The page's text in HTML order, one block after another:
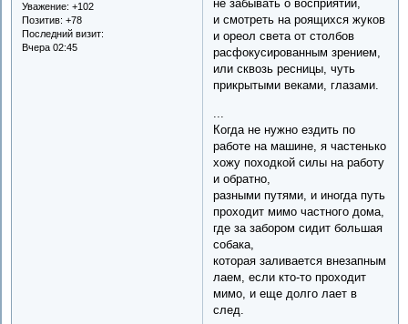
Уважение: +102
Позитив: +78
Последний визит:
Вчера 02:45
не забывать о восприятии,
и смотреть на роящихся жуков
и ореол света от столбов
расфокусированным зрением,
или сквозь ресницы, чуть
прикрытыми веками, глазами.
Когда не нужно ездить по
работе на машине, я частенько
хожу походкой силы на работу
и обратно,
разными путями, и иногда путь
проходит мимо частного дома,
где за забором сидит большая
собака,
которая заливается внезапным
лаем, если кто-то проходит
мимо, и еще долго лает в
след.